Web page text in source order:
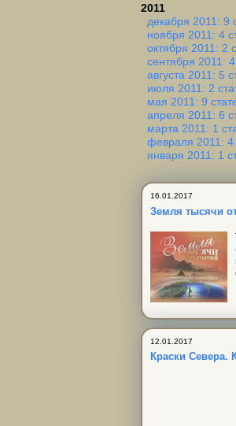
2011
декабря 2011: 9
ноября 2011: 4
октября 2011: 2
сентября 2011:
августа 2011: 5
июля 2011: 2
мая 2011: 9
апреля 2011: 6
марта 2011: 1
февраля 2011: 4
января 2011: 1
16.01.2017
Земля тысячи
12.01.2017
Краски Севера.